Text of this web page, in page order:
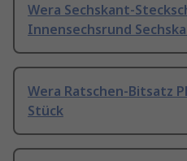
Wera Sechskant-
Innensechsrund
Wera Ratschen-Bitsatz
Stück